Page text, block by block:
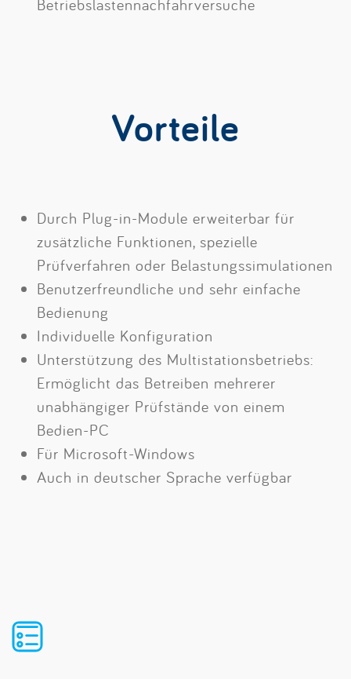
Betriebslastennachfahrversuche
Vorteile
Durch Plug-in-Module erweiterbar für
zusätzliche Funktionen, spezielle
Prüfverfahren oder Belastungssimulationen
Benutzerfreundliche und sehr einfache
Bedienung
Individuelle Konfiguration
Unterstützung des Multistationsbetriebs:
Ermöglicht das Betreiben mehrerer
unabhängiger Prüfstände von einem
Bedien-PC
Für Microsoft-Windows
Auch in deutscher Sprache verfügbar